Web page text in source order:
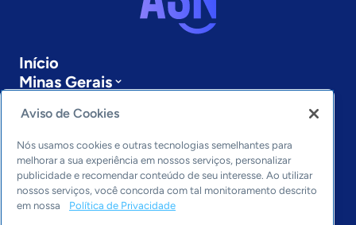
Início
Minas Gerais
Últimas notícias
Entre em contato
Editorias
Economia & Política
Inovação & Tecnologia
Aviso de Cookies
Nós usamos cookies e outras tecnologias semelhantes para
melhorar a sua experiência em nossos serviços, personalizar
publicidade e recomendar conteúdo de seu interesse. Ao utilizar
nossos serviços, você concorda com tal monitoramento descrito
em nossa
Política de Privacidade